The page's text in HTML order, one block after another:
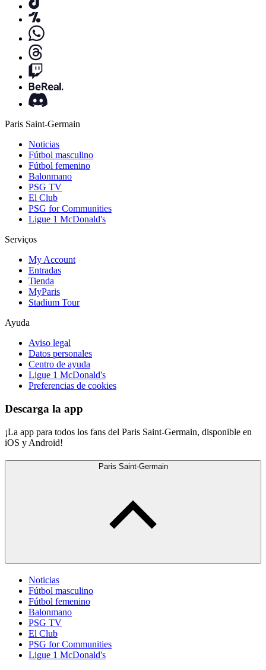
Paris Saint-Germain
Noticias
Fútbol masculino
Fútbol femenino
Balonmano
PSG TV
El Club
PSG for Communities
Ligue 1 McDonald's
Serviços
My Account
Entradas
Tienda
MyParis
Stadium Tour
Ayuda
Aviso legal
Datos personales
Centro de ayuda
Ligue 1 McDonald's
Preferencias de cookies
Descarga la app
¡La app para todos los fans del Paris Saint-Germain, disponible en
iOS y Android!
Paris Saint-Germain
Noticias
Fútbol masculino
Fútbol femenino
Balonmano
PSG TV
El Club
PSG for Communities
Ligue 1 McDonald's